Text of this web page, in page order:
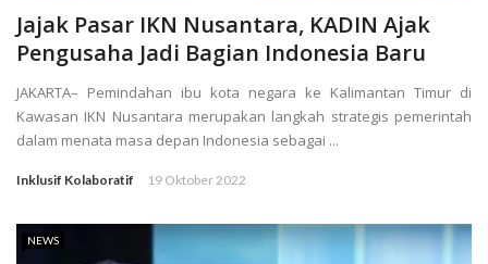
Jajak Pasar IKN Nusantara, KADIN Ajak
Pengusaha Jadi Bagian Indonesia Baru
JAKARTA– Pemindahan ibu kota negara ke Kalimantan Timur di
Kawasan IKN Nusantara merupakan langkah strategis pemerintah
dalam menata masa depan Indonesia sebagai ...
Inklusif Kolaboratif 19 Oktober 2022
NEWS